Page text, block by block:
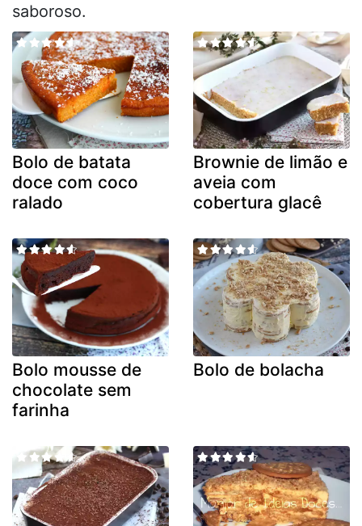
saboroso.
Bolo de batata
doce com coco
ralado
Brownie de limão e
aveia com
cobertura glacê
Bolo mousse de
chocolate sem
farinha
Bolo de bolacha